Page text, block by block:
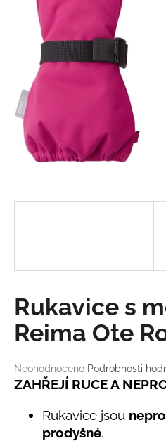
Průměrné
hodnocení
Neohodnoceno Podrobnosti
Rukavice s
Reima Ote
ZAHŘEJÍ RUCE A
Rukavice jsou
prodyšné.
a
j
D
o
p
o
u
č